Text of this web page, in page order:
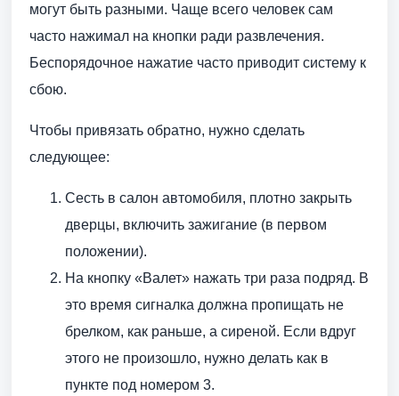
могут быть разными. Чаще всего человек сам
часто нажимал на кнопки ради развлечения.
Беспорядочное нажатие часто приводит систему к
сбою.
Чтобы привязать обратно, нужно сделать
следующее:
Сесть в салон автомобиля, плотно закрыть
дверцы, включить зажигание (в первом
положении).
На кнопку «Валет» нажать три раза подряд. В
это время сигналка должна пропищать не
брелком, как раньше, а сиреной. Если вдруг
этого не произошло, нужно делать как в
пункте под номером 3.